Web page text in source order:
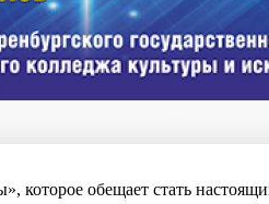
которое обещает стать